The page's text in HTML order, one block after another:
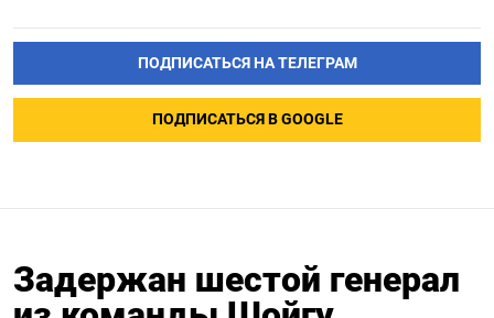
ПОДПИСАТЬСЯ НА ТЕЛЕГРАМ
ПОДПИСАТЬСЯ В GOOGLE
Задержан шестой генерал